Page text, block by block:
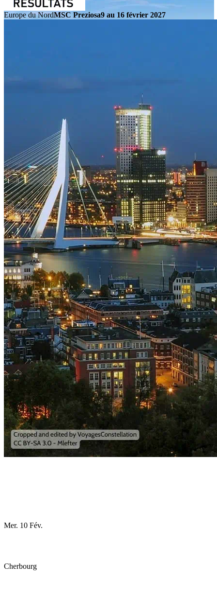
Europe du NordMSC Preziosa9 au 16 février 2027
Mer. 10 Fév.
Cherbourg